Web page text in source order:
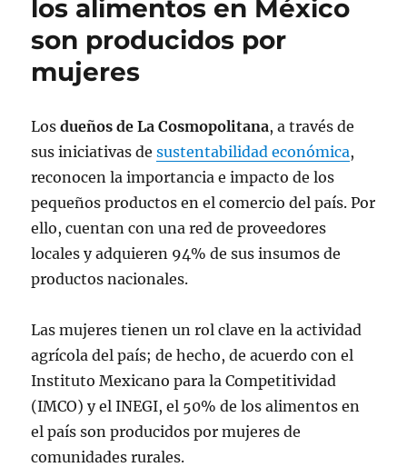
los alimentos en México
son producidos por
mujeres
Losdueños de La Cosmopolitana, a través de
sus iniciativas desustentabilidad económica,
reconocen la importancia e impacto de los
pequeños productos en el comercio del país. Por
ello, cuentan con una red de proveedores
locales y adquieren 94% de sus insumos de
productos nacionales.
Las mujeres tienen un rol clave en la actividad
agrícola del país; de hecho, de acuerdo con el
Instituto Mexicano para la Competitividad
(IMCO) y el INEGI, el 50% de los alimentos en
el país son producidos por mujeres de
comunidades rurales.